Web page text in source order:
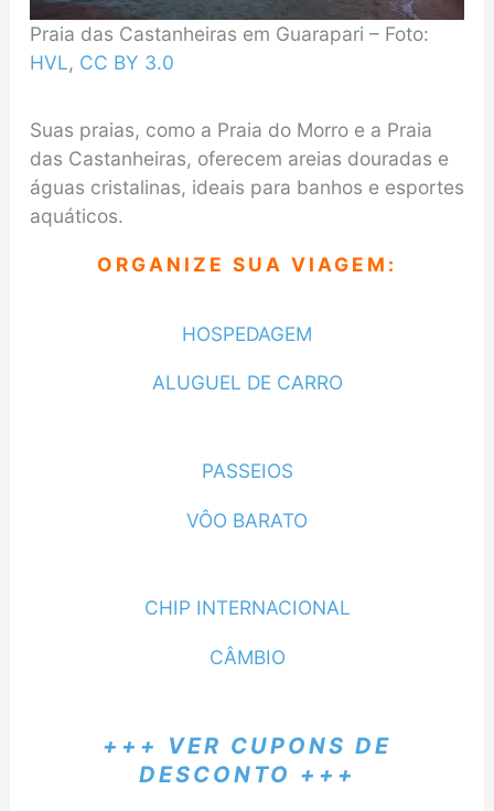
Praia das Castanheiras em Guarapari – Foto:
HVL, CC BY 3.0
Suas praias, como a Praia do Morro e a Praia
das Castanheiras, oferecem areias douradas e
águas cristalinas, ideais para banhos e esportes
aquáticos.
ORGANIZE SUA VIAGEM:
HOSPEDAGEM
ALUGUEL DE CARRO
PASSEIOS
VÔO BARATO
CHIP INTERNACIONAL
CÂMBIO
+++ VER CUPONS DE
DESCONTO +++